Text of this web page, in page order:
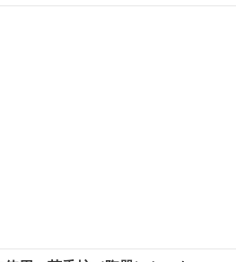
ら3万円ぐらい 【サイズ】縦：